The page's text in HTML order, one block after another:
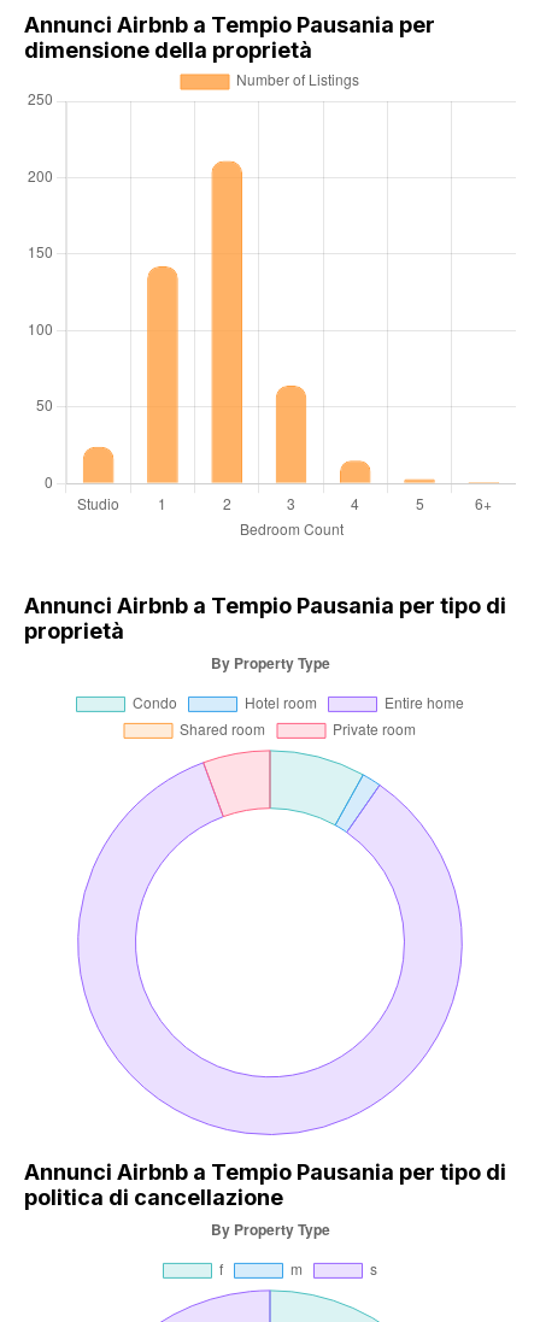
Annunci Airbnb a Tempio Pausania per
dimensione della proprietà
Annunci Airbnb a Tempio Pausania per tipo di
proprietà
Annunci Airbnb a Tempio Pausania per tipo di
politica di cancellazione